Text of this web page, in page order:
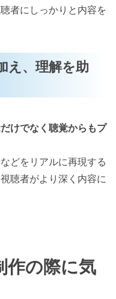
者にしっかりと内容を
え、理解を助
けでなく聴覚からもプ
どをリアルに再現する
聴者がより深く内容に
作の際に気